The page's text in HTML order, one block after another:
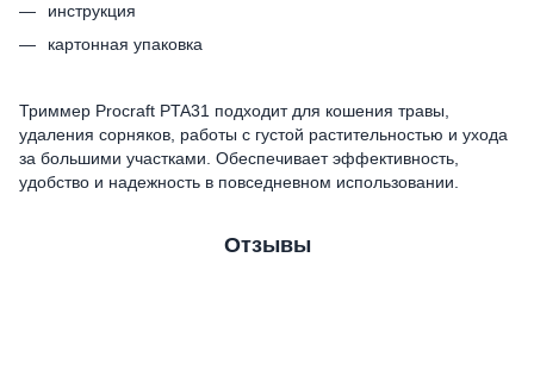
инструкция
картонная упаковка
Триммер Procraft PTA31 подходит для кошения травы,
удаления сорняков, работы с густой растительностью и ухода
за большими участками. Обеспечивает эффективность,
удобство и надежность в повседневном использовании.
Отзывы